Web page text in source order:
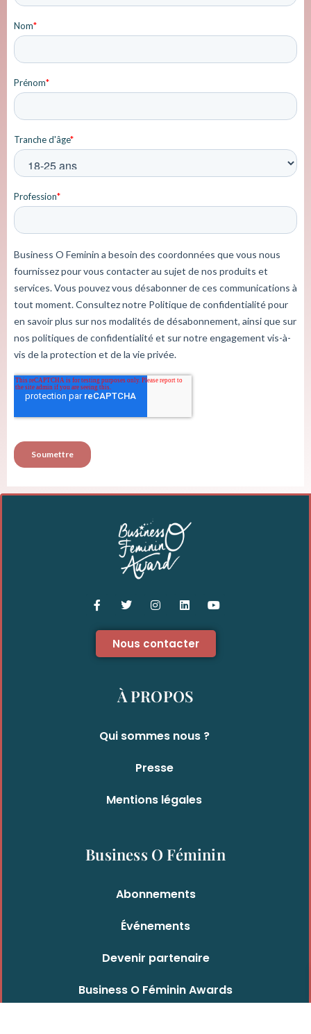
Nous contacter
À PROPOS
Qui sommes nous ?
Presse
Mentions légales
Business O Féminin
Abonnements
Événements
Devenir partenaire
Business O Féminin Awards